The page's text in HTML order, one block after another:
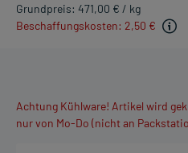
Grundpreis: 471,00 € / kg
Beschaffungskosten: 2,50 €
Achtung Kühlware! Artikel wird
nur von Mo-Do (nicht an